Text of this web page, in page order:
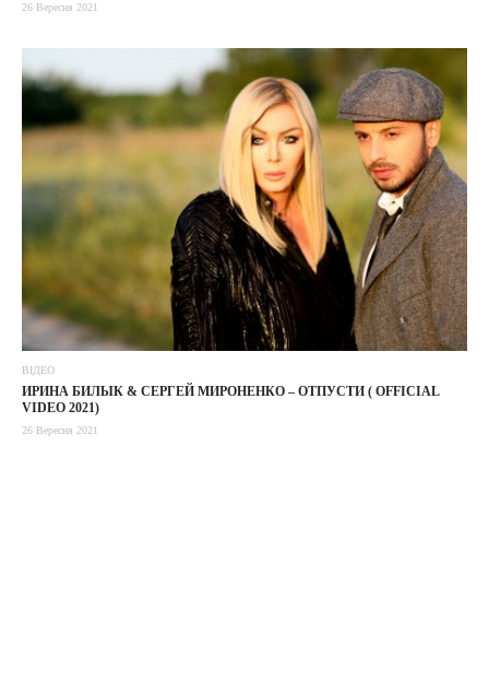
26 Вересня 2021
ВІДЕО
ИРИНА БИЛЫК & СЕРГЕЙ МИРОНЕНКО – ОТПУСТИ ( OFFICIAL
VIDEO 2021)
26 Вересня 2021